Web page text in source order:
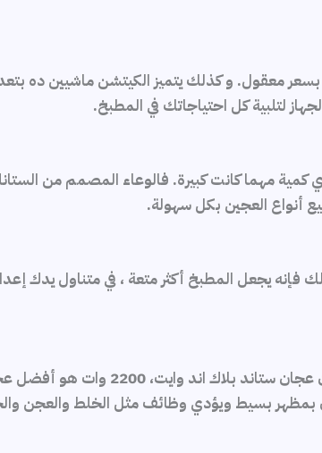
معقول. و كذلك يتميز الكيتشن ماشيين ده
لتلبية كل احتياجاتك في المطبخ.
مهما كانت كبيرة. فالوعاء المصمم من
فإنه يجعل المطبخ أكثر متعة ، في متناول يدك
حتى لو لم تكن محترفًا في المطبخ ، فإنك تتوقع
بمظهر بسيط ويؤدي وظائف مثل الخلط والعجن